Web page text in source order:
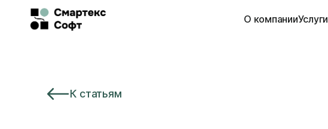
Перейти
О компанииУслуги
К статьям